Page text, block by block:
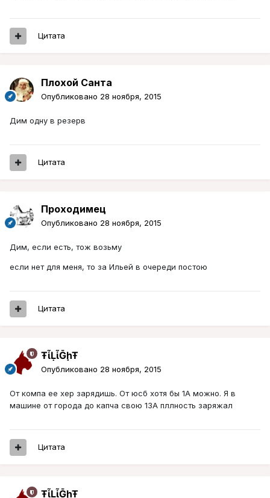
Цитата
Плохой Санта
Опубликовано 28 ноября, 2015
Дим одну в резерв
Цитата
Проходимец
Опубликовано 28 ноября, 2015
Дим, если есть, тож возьму
если нет для меня, то за Ильей в очереди постою
Цитата
ŦᾡἷḶἷḠḩŦ
Опубликовано 28 ноября, 2015
От компа ее хер зарядишь. От юсб хотя бы 1А можно. Я в
машине от города до капча свою 13А пллность заряжал
Цитата
ŦᾡἷḶἷḠḩŦ